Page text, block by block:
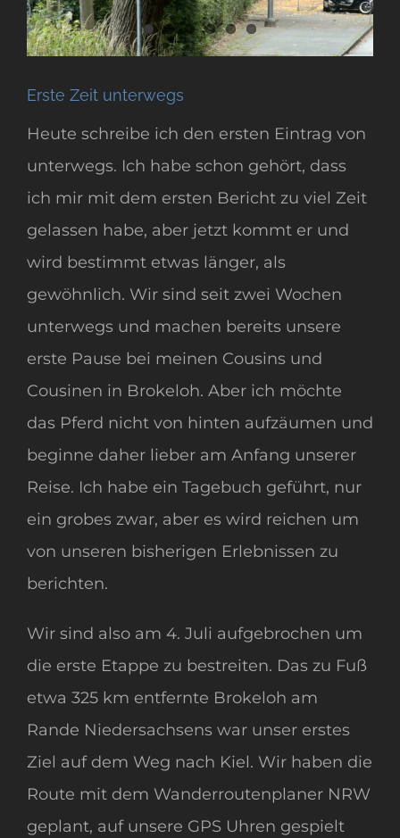
Erste Zeit unterwegs
Heute schreibe ich den ersten Eintrag von
unterwegs. Ich habe schon gehört, dass
ich mir mit dem ersten Bericht zu viel Zeit
gelassen habe, aber jetzt kommt er und
wird bestimmt etwas länger, als
gewöhnlich. Wir sind seit zwei Wochen
unterwegs und machen bereits unsere
erste Pause bei meinen Cousins und
Cousinen in Brokeloh. Aber ich möchte
das Pferd nicht von hinten aufzäumen und
beginne daher lieber am Anfang unserer
Reise. Ich habe ein Tagebuch geführt, nur
ein grobes zwar, aber es wird reichen um
von unseren bisherigen Erlebnissen zu
berichten.
Wir sind also am 4. Juli aufgebrochen um
die erste Etappe zu bestreiten. Das zu Fuß
etwa 325 km entfernte Brokeloh am
Rande Niedersachsens war unser erstes
Ziel auf dem Weg nach Kiel. Wir haben die
Route mit dem Wanderroutenplaner NRW
geplant, auf unsere GPS Uhren gespielt